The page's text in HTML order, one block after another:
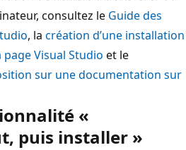
consultez le Guide des
, la création d’une installation
Visual Studio et le
sur une documentation sur
«
puis installer »